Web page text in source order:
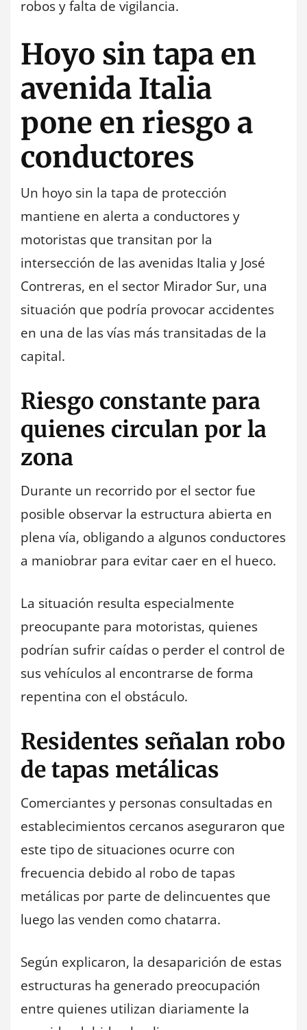
robos y falta de vigilancia.
Hoyo sin tapa en
avenida Italia
pone en riesgo a
conductores
Un hoyo sin la tapa de protección
mantiene en alerta a conductores y
motoristas que transitan por la
intersección de las avenidas Italia y José
Contreras, en el sector Mirador Sur, una
situación que podría provocar accidentes
en una de las vías más transitadas de la
capital.
Riesgo constante para
quienes circulan por la
zona
Durante un recorrido por el sector fue
posible observar la estructura abierta en
plena vía, obligando a algunos conductores
a maniobrar para evitar caer en el hueco.
La situación resulta especialmente
preocupante para motoristas, quienes
podrían sufrir caídas o perder el control de
sus vehículos al encontrarse de forma
repentina con el obstáculo.
Residentes señalan robo
de tapas metálicas
Comerciantes y personas consultadas en
establecimientos cercanos aseguraron que
este tipo de situaciones ocurre con
frecuencia debido al robo de tapas
metálicas por parte de delincuentes que
luego las venden como chatarra.
Según explicaron, la desaparición de estas
estructuras ha generado preocupación
entre quienes utilizan diariamente la